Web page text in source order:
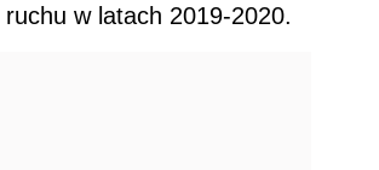
w latach 2019-2020.